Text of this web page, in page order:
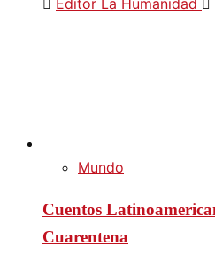
Mundo
Cuentos
Cuarentena